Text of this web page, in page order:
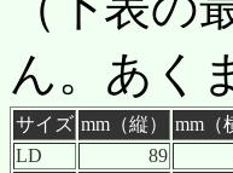
ん。あく
サイズ mm（縦） mm（
LD
89